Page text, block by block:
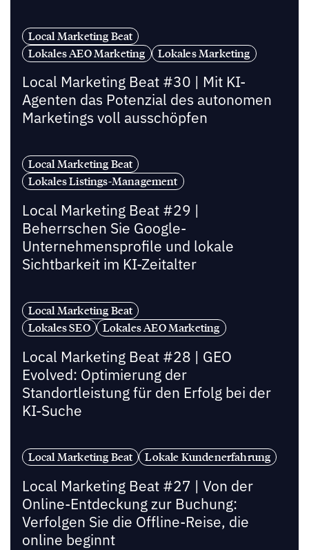
Local Marketing Beat
Lokales AEO Marketing
Lokales Marketing
Local Marketing Beat #30 | Mit KI-
Agenten das Potenzial des autonomen
Marketings voll ausschöpfen
Local Marketing Beat
Lokales Listings-Management
Local Marketing Beat #29 |
Beherrschen Sie Google-
Unternehmensprofile und lokale
Sichtbarkeit im KI-Zeitalter
Local Marketing Beat
Lokales SEO
Lokales AEO Marketing
Local Marketing Beat #28 | GEO
Evolved: Optimierung der
Standortleistung für den Erfolg bei der
KI-Suche
Local Marketing Beat Lokale Kundenerfahrung
Local Marketing Beat #27 | Von der
Online-Entdeckung zur Buchung:
Verfolgen Sie die Offline-Reise, die
online beginnt